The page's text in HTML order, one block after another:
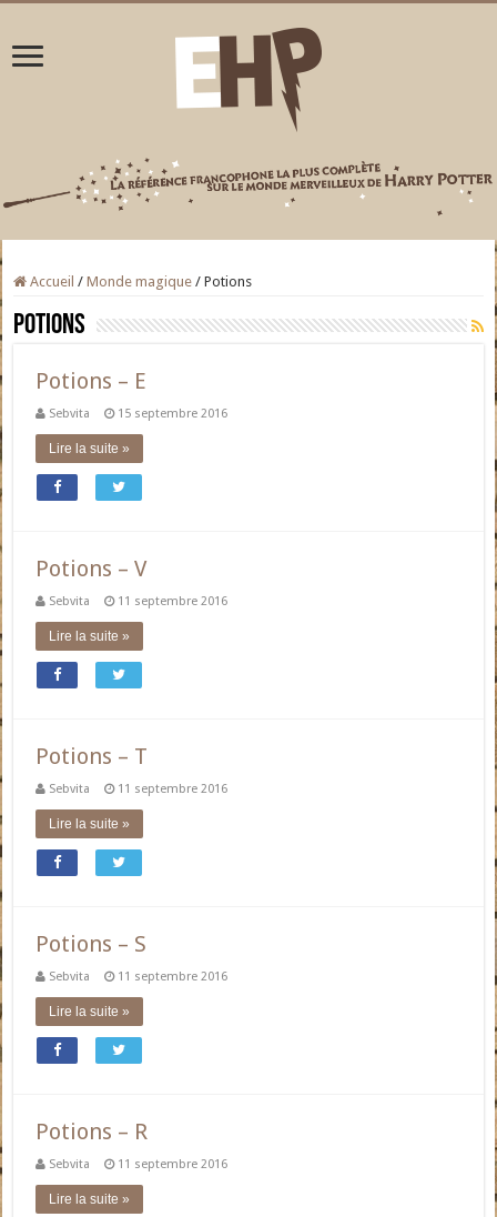
Accueil / Monde magique / Potions
Potions
Potions – E
Sebvita 15 septembre 2016
Lire la suite »
Potions – V
Sebvita 11 septembre 2016
Lire la suite »
Potions – T
Sebvita 11 septembre 2016
Lire la suite »
Potions – S
Sebvita 11 septembre 2016
Lire la suite »
Potions – R
Sebvita 11 septembre 2016
Lire la suite »